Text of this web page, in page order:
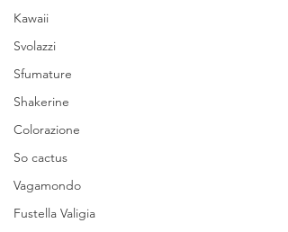
Kawaii
Svolazzi
Sfumature
Shakerine
Colorazione
So cactus
Vagamondo
Fustella Valigia